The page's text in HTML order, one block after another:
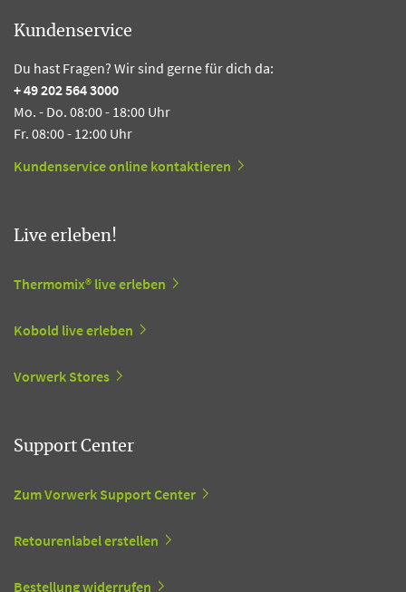
Kundenservice
Du hast Fragen? Wir sind gerne für dich da:
+ 49 202 564 3000
Mo. - Do. 08:00 - 18:00 Uhr
Fr. 08:00 - 12:00 Uhr
Kundenservice online kontaktieren
Live erleben!
Thermomix® live erleben
Kobold live erleben
Vorwerk Stores
Support Center
Zum Vorwerk Support Center
Retourenlabel erstellen
Bestellung widerrufen